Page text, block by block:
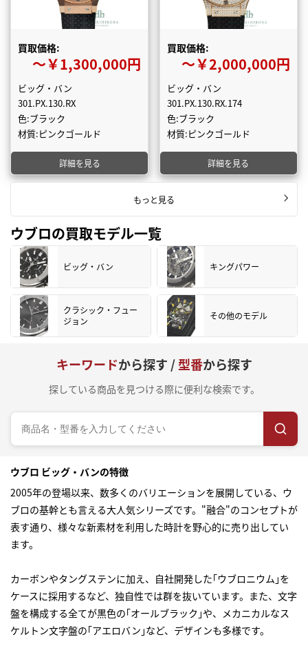
買取価格:
〜￥1,300,000円
ビッグ・バン
301.PX.130.RX
色:ブラック
材質:ピンクゴールド
詳細を見る
買取価格:
〜￥2,000,000円
ビッグ・バン
301.PX.130.RX.174
色:ブラック
材質:ピンクゴールド
詳細を見る
もっと見る
ウブロの買取モデル一覧
ビッグ・バン キングパワー
クラシック・フュー
ジョン
その他のモデル
キーワードから探す /型番から探す
探している商品を見つける際に便利な検索です。
ウブロ ビッグ・バンの特徴
2005年の登場以来、数多くのバリエーションを展開している、ウ
ブロの基幹とも言える大人気シリーズです。"融合"のコンセプトが
表す通り、様々な新素材を利用した時計を野心的に売り出してい
ます。
カーボンやタングステンに加え、自社開発した｢ウブロニウム｣を
ケースに採用するなど、独自性では群を抜いています。また、文字
盤を構成する全てが黒色の｢オールブラック｣や、メカニカルなス
ケルトン文字盤の｢アエロバン｣など、デザインも多様です。